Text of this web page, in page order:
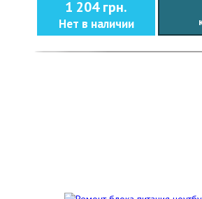
1 204 грн.
Нет в наличии